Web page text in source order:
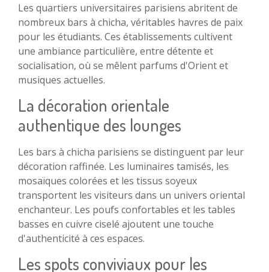
Les quartiers universitaires parisiens abritent de
nombreux bars à chicha, véritables havres de paix
pour les étudiants. Ces établissements cultivent
une ambiance particulière, entre détente et
socialisation, où se mêlent parfums d'Orient et
musiques actuelles.
La décoration orientale
authentique des lounges
Les bars à chicha parisiens se distinguent par leur
décoration raffinée. Les luminaires tamisés, les
mosaïques colorées et les tissus soyeux
transportent les visiteurs dans un univers oriental
enchanteur. Les poufs confortables et les tables
basses en cuivre ciselé ajoutent une touche
d'authenticité à ces espaces.
Les spots conviviaux pour les